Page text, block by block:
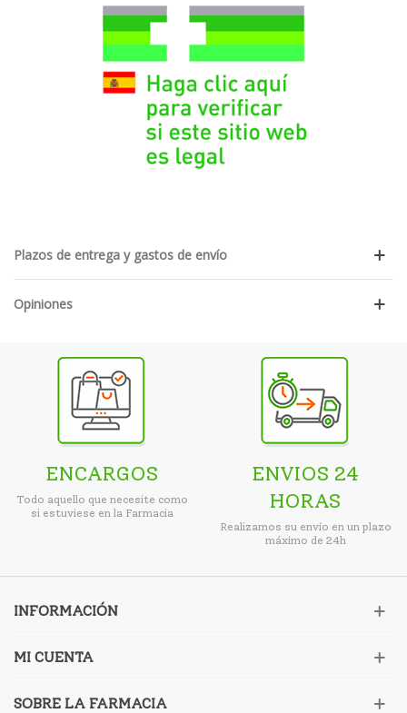
Plazos de entrega y gastos de envío
Opiniones
ENCARGOS
Todo aquello que necesite como
si estuviese en la Farmacia
ENVIOS 24
HORAS
Realizamos su envío en un plazo
máximo de 24h
INFORMACIÓN
MI CUENTA
SOBRE LA FARMACIA